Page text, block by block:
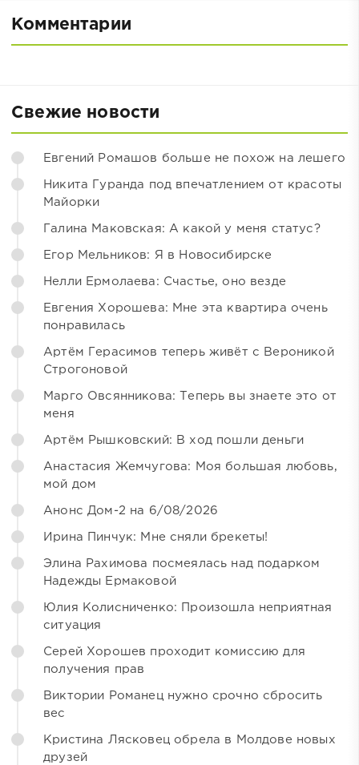
Комментарии
Свежие новости
Евгений Ромашов больше не похож на лешего
Никита Гуранда под впечатлением от красоты
Майорки
Галина Маковская: А какой у меня статус?
Егор Мельников: Я в Новосибирске
Нелли Ермолаева: Счастье, оно везде
Евгения Хорошева: Мне эта квартира очень
понравилась
Артём Герасимов теперь живёт с Вероникой
Строгоновой
Марго Овсянникова: Теперь вы знаете это от
меня
Артём Рышковский: В ход пошли деньги
Анастасия Жемчугова: Моя большая любовь,
мой дом
Анонс Дом-2 на 6/08/2026
Ирина Пинчук: Мне сняли брекеты!
Элина Рахимова посмеялась над подарком
Надежды Ермаковой
Юлия Колисниченко: Произошла неприятная
ситуация
Серей Хорошев проходит комиссию для
получения прав
Виктории Романец нужно срочно сбросить
вес
Кристина Лясковец обрела в Молдове новых
друзей